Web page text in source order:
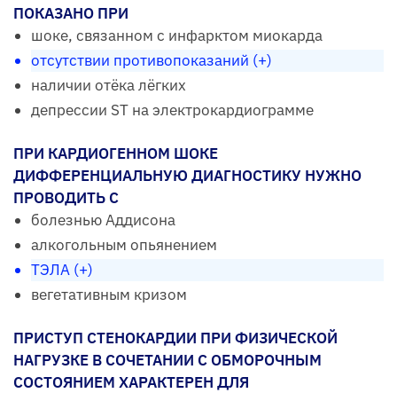
ПОКАЗАНО ПРИ
шоке, связанном с инфарктом миокарда
отсутствии противопоказаний (+)
наличии отёка лёгких
депрессии ST на электрокардиограмме
ПРИ КАРДИОГЕННОМ ШОКЕ
ДИФФЕРЕНЦИАЛЬНУЮ ДИАГНОСТИКУ НУЖНО
ПРОВОДИТЬ С
болезнью Аддисона
алкогольным опьянением
ТЭЛА (+)
вегетативным кризом
ПРИСТУП СТЕНОКАРДИИ ПРИ ФИЗИЧЕСКОЙ
НАГРУЗКЕ В СОЧЕТАНИИ С ОБМОРОЧНЫМ
СОСТОЯНИЕМ ХАРАКТЕРЕН ДЛЯ